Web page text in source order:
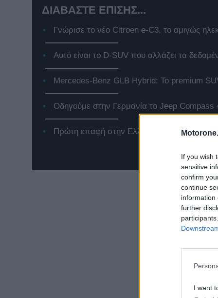
If you wish
sensitive
confirm
continue
information
further
I want
ΔΙΑΒΑΣΤΕ ΕΠΙΣΗΣ...
Γνώρισε το νέο Citroen e-C3, το αμιγώς
Αυτό είναι το D-SUV που αλλάζει τα
Mercedes-Benz GLB Hybrid: Το premium
Οδηγούμε στην Γερμανία το Jeep Compass
Πρώτη επαφή στην Ελλάδα με το νέο